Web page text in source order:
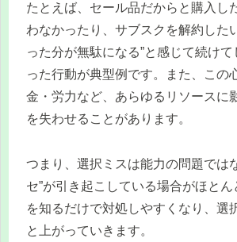
たとえば、セール品だからと購入し
わなかったり、サブスクを解約した
った分が無駄になる”と感じて続け
った行動が典型例です。また、この
金・労力など、あらゆるリソースに
を失わせることがあります。
つまり、選択ミスは能力の問題では
セ”が引き起こしている場合がほと
を知るだけで対処しやすくなり、選
と上がっていきます。